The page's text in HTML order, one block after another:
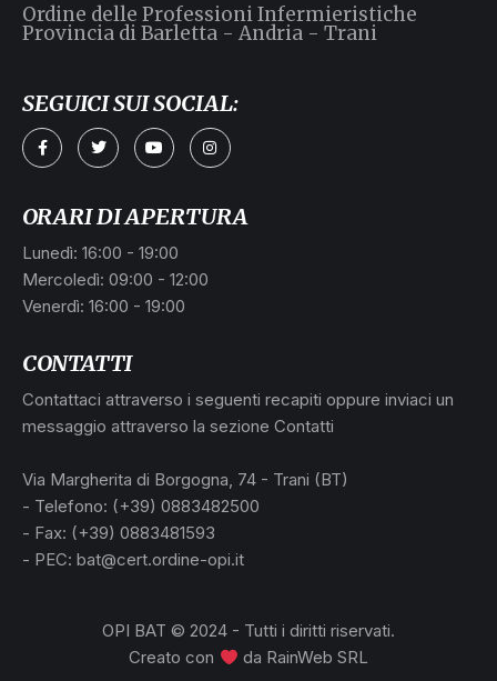
CONTATTI
Contattaci attraverso i seguenti recapiti oppure inviaci un
messaggio attraverso la sezione Contatti
Via Margherita di Borgogna, 74 - Trani (BT)
- Telefono: (+39) 0883482500
- Fax: (+39) 0883481593
- PEC: bat@cert.ordine-opi.it
ORARI DI APERTURA
Lunedì: 16:00 - 19:00
Mercoledì: 09:00 - 12:00
Venerdì: 16:00 - 19:00
Ordine delle Professioni Infermieristiche
Provincia di Barletta - Andria - Trani
SEGUICI SUI SOCIAL:
OPI BAT © 2024 - Tutti i diritti riservati.
Creato con
da RainWeb SRL